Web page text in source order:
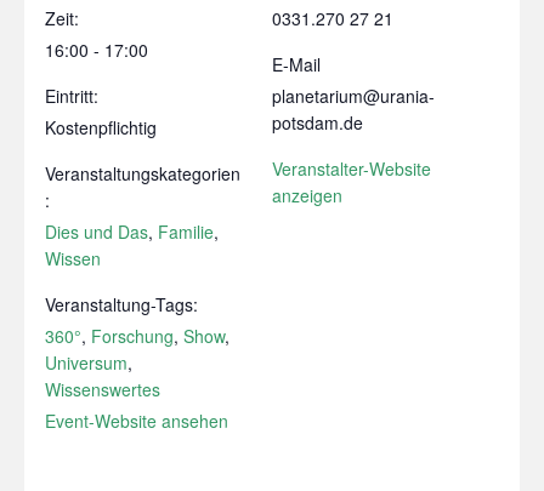
Zeit:
16:00 - 17:00
Eintritt:
Kostenpflichtig
Veranstaltungskategorien
:
Dies und Das, Familie,
Wissen
Veranstaltung-Tags:
360°, Forschung, Show,
Universum,
Wissenswertes
Event-Website ansehen
0331.270 27 21
E-Mail
planetarium@urania-
potsdam.de
Veranstalter-Website
anzeigen